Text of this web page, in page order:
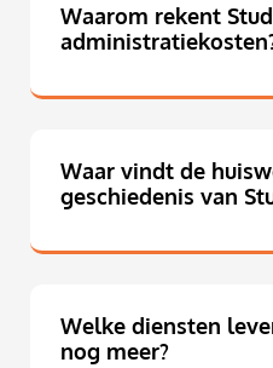
Waarom rekent
Waar vindt de
geschiedenis van
Welke diensten
nog meer?